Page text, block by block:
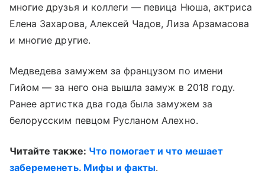
многие друзья и коллеги — певица Нюша, актриса
Елена Захарова, Алексей Чадов, Лиза Арзамасова
и многие другие.
Медведева замужем за французом по имени
Гийом — за него она вышла замуж в 2018 году.
Ранее артистка два года была замужем за
белорусским певцом Русланом Алехно.
Читайте также: Что помогает и что мешает
забеременеть. Мифы и факты.